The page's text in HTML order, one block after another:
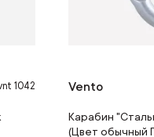
1042 Vento
Карабин
(Цвет обычный